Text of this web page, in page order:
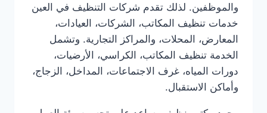
والموظفين. لذلك تقدم شركات التنظيف في العين
خدمات تنظيف المكاتب، الشركات، العيادات،
المعارض، المحلات، والمراكز التجارية. وتشمل
الخدمة تنظيف المكاتب، الكراسي، الأرضيات،
دورات المياه، غرف الاجتماعات، المداخل، الزجاج،
وأماكن الاستقبال.